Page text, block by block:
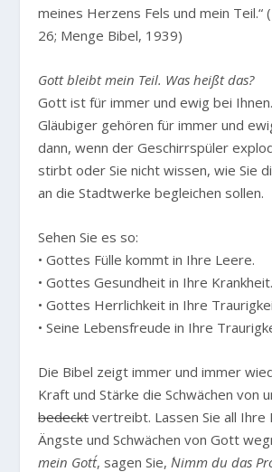
meines Herzens Fels und mein Teil.“
26; Menge Bibel, 1939)
Gott bleibt mein Teil. Was heißt das?
Gott ist für immer und ewig bei
Gläubiger gehören für immer und
dann, wenn der Geschirrspüler
stirbt oder Sie nicht wissen, wie Sie
an die Stadtwerke begleichen sollen.
Sehen Sie es so:
• Gottes Fülle kommt in Ihre Leere.
• Gottes Gesundheit in Ihre Krankheit.
• Gottes Herrlichkeit in Ihre
• Seine Lebensfreude in Ihre
Die Bibel zeigt immer und immer
Kraft und Stärke die Schwächen von
bedecktvertreibt. Lassen Sie all Ihre
Ängste und Schwächen von Gott
mein Gott´, sagen Sie, ´Nimm du das